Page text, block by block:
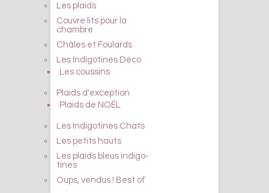
Les plaids
Couvre lits pour la
chambre
Châles et Foulards
Les Indïgotines Déco
Les coussins
Plaids d'exception
Plaids de NOËL
Les Indigotines Chats
Les petits hauts
Les plaids bleus indigo-
tines
Oups, vendus ! Best of